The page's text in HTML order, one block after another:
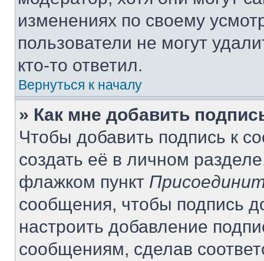
изменениях по своему
пользователи не могут
кто-то ответил.
Вернуться к началу
» Как мне добавить
Чтобы добавить подпись к
создать её в личном
флажком пункт
сообщения, чтобы подпись
настроить добавление
сообщениям, сделав